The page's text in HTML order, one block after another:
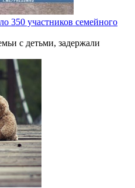
350 участников семейного
с детьми, задержали